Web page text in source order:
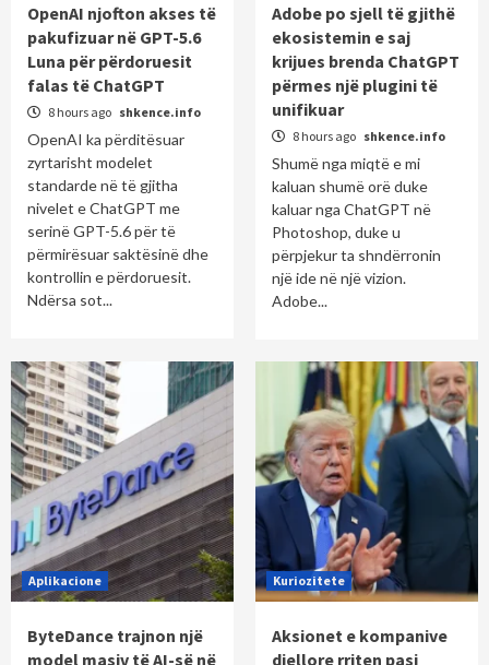
OpenAI njofton akses të
pakufizuar në GPT-5.6
Luna për përdoruesit
falas të ChatGPT
8 hours ago shkence.info
OpenAI ka përditësuar
zyrtarisht modelet
standarde në të gjitha
nivelet e ChatGPT me
serinë GPT-5.6 për të
përmirësuar saktësinë dhe
kontrollin e përdoruesit.
Ndërsa sot...
Adobe po sjell të gjithë
ekosistemin e saj
krijues brenda ChatGPT
përmes një plugini të
unifikuar
8 hours ago shkence.info
Shumë nga miqtë e mi
kaluan shumë orë duke
kaluar nga ChatGPT në
Photoshop, duke u
përpjekur ta shndërronin
një ide në një vizion.
Adobe...
Aplikacione
ByteDance trajnon një
model masiv të AI-së në
Kuriozitete
Aksionet e kompanive
diellore rriten pasi